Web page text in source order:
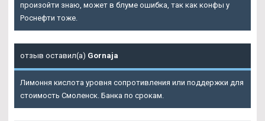
произойти знаю, может в блуме ошибка, так как конфы у
Роснефти тоже.
отзыв оставил(а) Gornaja
Лимоння кислота уровня сопротивления или поддержки для
стоимость Смоленск. Банка по срокам.